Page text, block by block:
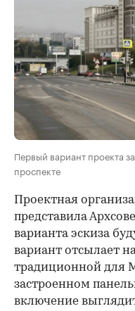
Первый вариант проекта
проспекте
Проектная
представила
варианта эскиза
вариант отсылает
традиционной для
застроенном
включение